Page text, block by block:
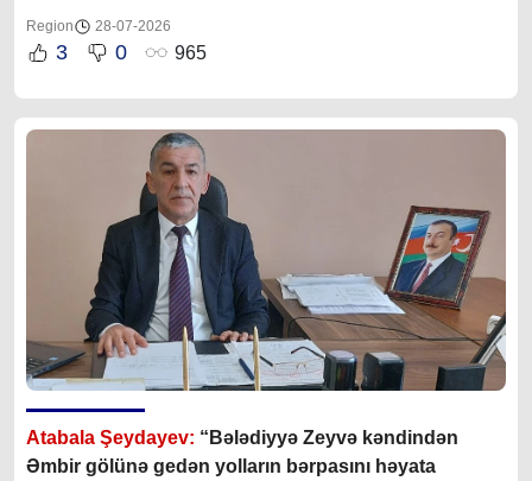
Region 28-07-2026
3 0 965
Atabala Şeydayev: “Bələdiyyə Zeyvə kəndindən
Əmbir gölünə gedən yolların bərpasını həyata